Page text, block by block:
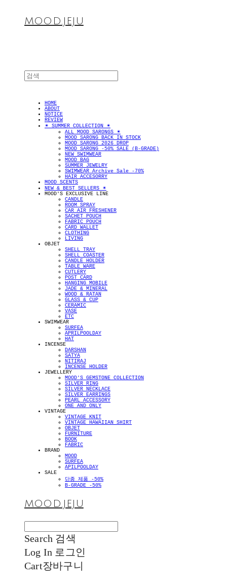
MOOD.JEJU
HOME
ABOUT
NOTICE
REVIEW
✴︎ SUMMER COLLECTION ✴︎
ALL MOOD SARONGS ✴︎
MOOD SARONG BACK IN STOCK
MOOD SARONG 2026 DROP
MOOD SARONG -50% SALE (B-GRADE)
NEW SWIMWEAR
MOOD BAG
SUMMER JEWELRY
SWIMWEAR Archive Sale -70%
HAIR ACCESORRY
MOOD SCENTS
NEW & BEST SELLERS ✴︎
MOOD'S EXCLUSIVE LINE
CANDLE
ROOM SPRAY
CAR AIR FRESHENER
SACHET POUCH
FABRIC POUCH
CARD WALLET
CLOTHING
LIVING
OBJET
SHELL TRAY
SHELL COASTER
CANDLE HOLDER
TABLE WARE
CUTLERY
POST CARD
HANGING MOBILE
JADE & MINERAL
WOOD & RATAN
GLASS & CUP
CERAMIC
VASE
ETC
SWIMWEAR
SURFEA
APRILPOOLDAY
HAT
INCENSE
DARSHAN
SATYA
NITIRAJ
INCENSE HOLDER
JEWELLERY
MOOD'S GEMSTONE COLLECTION
SILVER RING
SILVER NECKLACE
SILVER EARRINGS
PEARL ACCESSORY
ONE AND ONLY
VINTAGE
VINTAGE KNIT
VINTAGE HAWAIIAN SHIRT
OBJET
FURNITURE
BOOK
FABRIC
BRAND
MOOD
SURFEA
APILPOOLDAY
SALE
단종 제품 -50%
B-GRADE -50%
MOOD.JEJU
Search 검색
Log In 로그인
Cart장바구니